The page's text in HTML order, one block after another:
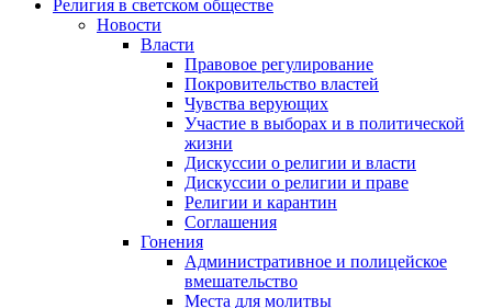
Религия в светском обществе
Новости
Власти
Правовое регулирование
Покровительство властей
Чувства верующих
Участие в выборах и в политической
жизни
Дискуссии о религии и власти
Дискуссии о религии и праве
Религии и карантин
Соглашения
Гонения
Административное и полицейское
вмешательство
Места для молитвы